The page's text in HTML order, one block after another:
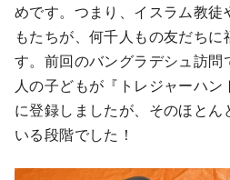
めです。つまり、イスラム教
もたちが、何千人もの友だち
す。前回のバングラデシュ訪
人の子どもが『トレジャーハ
に登録しましたが、そのほとん
いる段階でした！